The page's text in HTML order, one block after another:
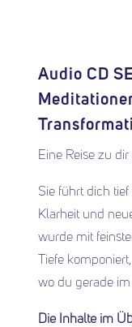
Audio CD
Eine Reise zu dir
Sie führt dich
Klarheit und
wurde mit
Tiefe
wo du gerade
Die Inhalte im